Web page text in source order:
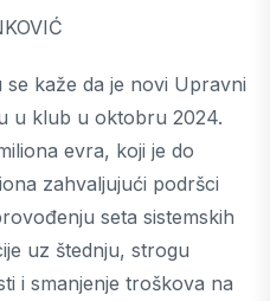
kaže da je novi Upravni
u klub u oktobru 2024.
evra, koji je do
zahvaljujući podršci
seta sistemskih
uz štednju, strogu
i smanjenje troškova na